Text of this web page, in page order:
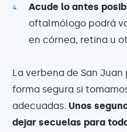
Acude lo antes
oftalmólogo podrá
en córnea, retina u
La verbena de San
forma segura si
adecuadas. Unos
dejar secuelas para